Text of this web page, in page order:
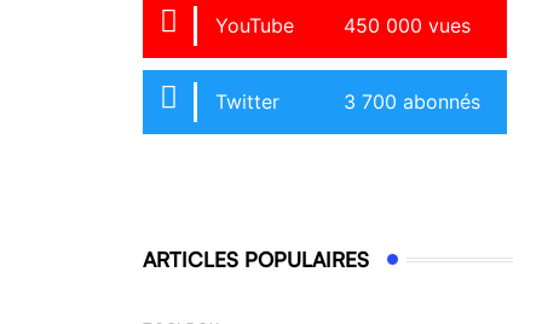
YouTube 450 000 vues
Twitter 3 700 abonnés
ARTICLES POPULAIRES